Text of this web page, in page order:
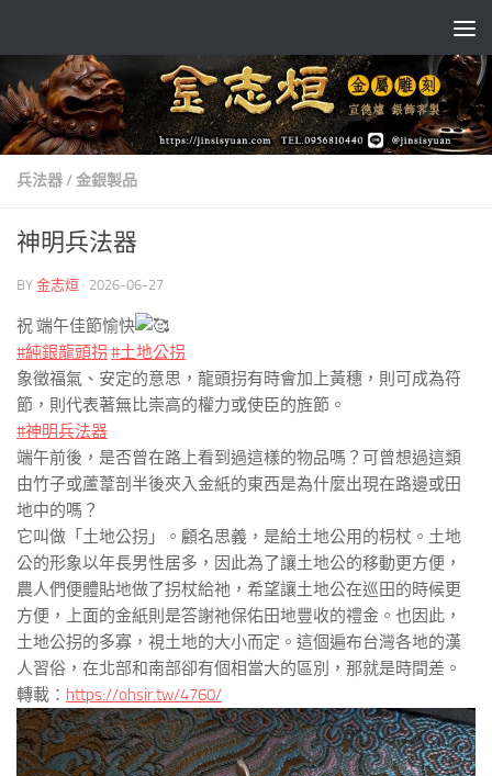
兵法器/金銀製品
神明兵法器
BY 金志烜 · 2026-06-27
祝 端午佳節愉快
#純銀龍頭拐 #土地公拐
象徵福氣、安定的意思，龍頭拐有時會加上黃穗，則可成為符
節，則代表著無比崇高的權力或使臣的旌節。
#神明兵法器
端午前後，是否曾在路上看到過這樣的物品嗎？可曾想過這類
由竹子或蘆葦剖半後夾入金紙的東西是為什麼出現在路邊或田
地中的嗎？
它叫做「土地公拐」。顧名思義，是給土地公用的枴杖。土地
公的形象以年長男性居多，因此為了讓土地公的移動更方便，
農人們便體貼地做了拐杖給祂，希望讓土地公在巡田的時候更
方便，上面的金紙則是答謝祂保佑田地豐收的禮金。也因此，
土地公拐的多寡，視土地的大小而定。這個遍布台灣各地的漢
人習俗，在北部和南部卻有個相當大的區別，那就是時間差。
轉載： https://ohsir.tw/4760/